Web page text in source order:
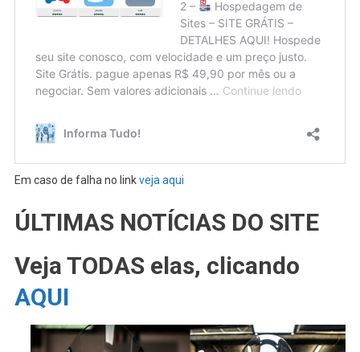
Em caso de falha no linkveja aqui
ÚLTIMAS NOTÍCIAS DO SITE
Veja TODAS elas, clicando
AQUI